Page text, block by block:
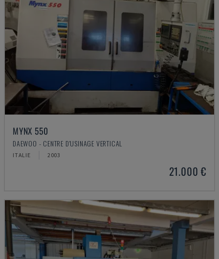
MYNX 550
DAEWOO - CENTRE D'USINAGE VERTICAL
ITALIE 2003
21.000 €